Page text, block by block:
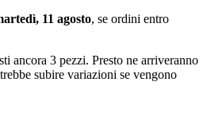
11 agosto, se ordini entro
ancora 3 pezzi. Presto ne arriveranno
subire variazioni se vengono